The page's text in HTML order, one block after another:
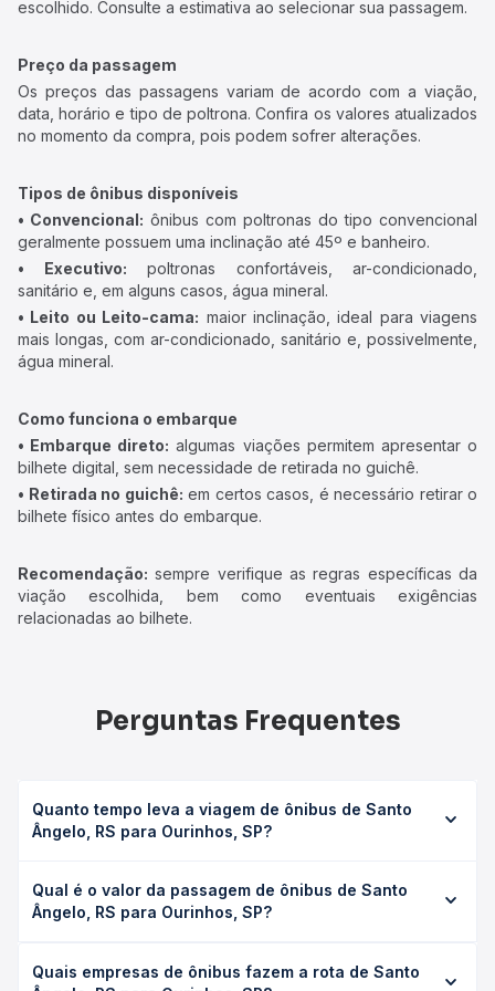
escolhido. Consulte a estimativa ao selecionar sua passagem.
Preço da passagem
Os preços das passagens variam de acordo com a viação,
data, horário e tipo de poltrona. Confira os valores atualizados
no momento da compra, pois podem sofrer alterações.
Tipos de ônibus disponíveis
• Convencional: ônibus com poltronas do tipo convencional
geralmente possuem uma inclinação até 45º e banheiro.
• Executivo: poltronas confortáveis, ar-condicionado,
sanitário e, em alguns casos, água mineral.
• Leito ou Leito-cama: maior inclinação, ideal para viagens
mais longas, com ar-condicionado, sanitário e, possivelmente,
água mineral.
Como funciona o embarque
• Embarque direto: algumas viações permitem apresentar o
bilhete digital, sem necessidade de retirada no guichê.
• Retirada no guichê: em certos casos, é necessário retirar o
bilhete físico antes do embarque.
Recomendação: sempre verifique as regras específicas da
viação escolhida, bem como eventuais exigências
relacionadas ao bilhete.
Perguntas Frequentes
Quanto tempo leva a viagem de ônibus de Santo
Ângelo, RS para Ourinhos, SP?
SP leva em média 23h, podendo variar conforme a viação,
o tipo de serviço (convencional, executivo ou leito) e as
opção na data desejada.
Qual é o valor da passagem de ônibus de Santo
Ângelo, RS para Ourinhos, SP?
para Ourinhos, SP custa em média R$ 495,85 e varia
Quais empresas de ônibus fazem a rota de Santo